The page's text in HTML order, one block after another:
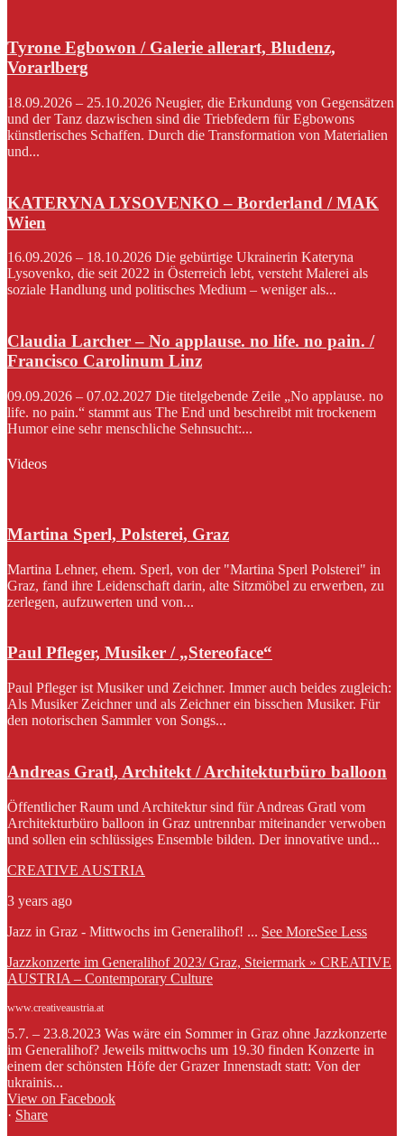
Tyrone Egbowon / Galerie allerart, Bludenz,
Vorarlberg
18.09.2026 – 25.10.2026 Neugier, die Erkundung von Gegensätzen
und der Tanz dazwischen sind die Triebfedern für Egbowons
künstlerisches Schaffen. Durch die Transformation von Materialien
und...
KATERYNA LYSOVENKO – Borderland / MAK
Wien
16.09.2026 – 18.10.2026 Die gebürtige Ukrainerin Kateryna
Lysovenko, die seit 2022 in Österreich lebt, versteht Malerei als
soziale Handlung und politisches Medium – weniger als...
Claudia Larcher – No applause. no life. no pain. /
Francisco Carolinum Linz
09.09.2026 – 07.02.2027 Die titelgebende Zeile „No applause. no
life. no pain.“ stammt aus The End und beschreibt mit trockenem
Humor eine sehr menschliche Sehnsucht:...
Videos
Martina Sperl, Polsterei, Graz
Martina Lehner, ehem. Sperl, von der "Martina Sperl Polsterei" in
Graz, fand ihre Leidenschaft darin, alte Sitzmöbel zu erwerben, zu
zerlegen, aufzuwerten und von...
Paul Pfleger, Musiker / „Stereoface“
Paul Pfleger ist Musiker und Zeichner. Immer auch beides zugleich:
Als Musiker Zeichner und als Zeichner ein bisschen Musiker. Für
den notorischen Sammler von Songs...
Andreas Gratl, Architekt / Architekturbüro balloon
Öffentlicher Raum und Architektur sind für Andreas Gratl vom
Architekturbüro balloon in Graz untrennbar miteinander verwoben
und sollen ein schlüssiges Ensemble bilden. Der innovative und...
CREATIVE AUSTRIA
3 years ago
Jazz in Graz - Mittwochs im Generalihof! ... See MoreSee Less
Jazzkonzerte im Generalihof 2023/ Graz, Steiermark » CREATIVE
AUSTRIA – Contemporary Culture
www.creativeaustria.at
5.7. – 23.8.2023 Was wäre ein Sommer in Graz ohne Jazzkonzerte
im Generalihof? Jeweils mittwochs um 19.30 finden Konzerte in
einem der schönsten Höfe der Grazer Innenstadt statt: Von der
ukrainis...
View on Facebook
· Share